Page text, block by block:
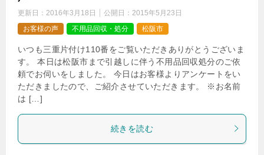
更新日： 2016年3月18日 公開日： 2015年5月23日
お客様の声
不用品回収・処分 松阪市
いつも三重片付け110番をご覧いただきありがとうございま
す。 本日は松阪市まで引越しに伴う不用品回収処分のご依
頼でお伺いをしました。 今日はお客様よりアンケートをい
ただきましたので、ご紹介させていただきます。 ※お名前
は […]
続きを読む